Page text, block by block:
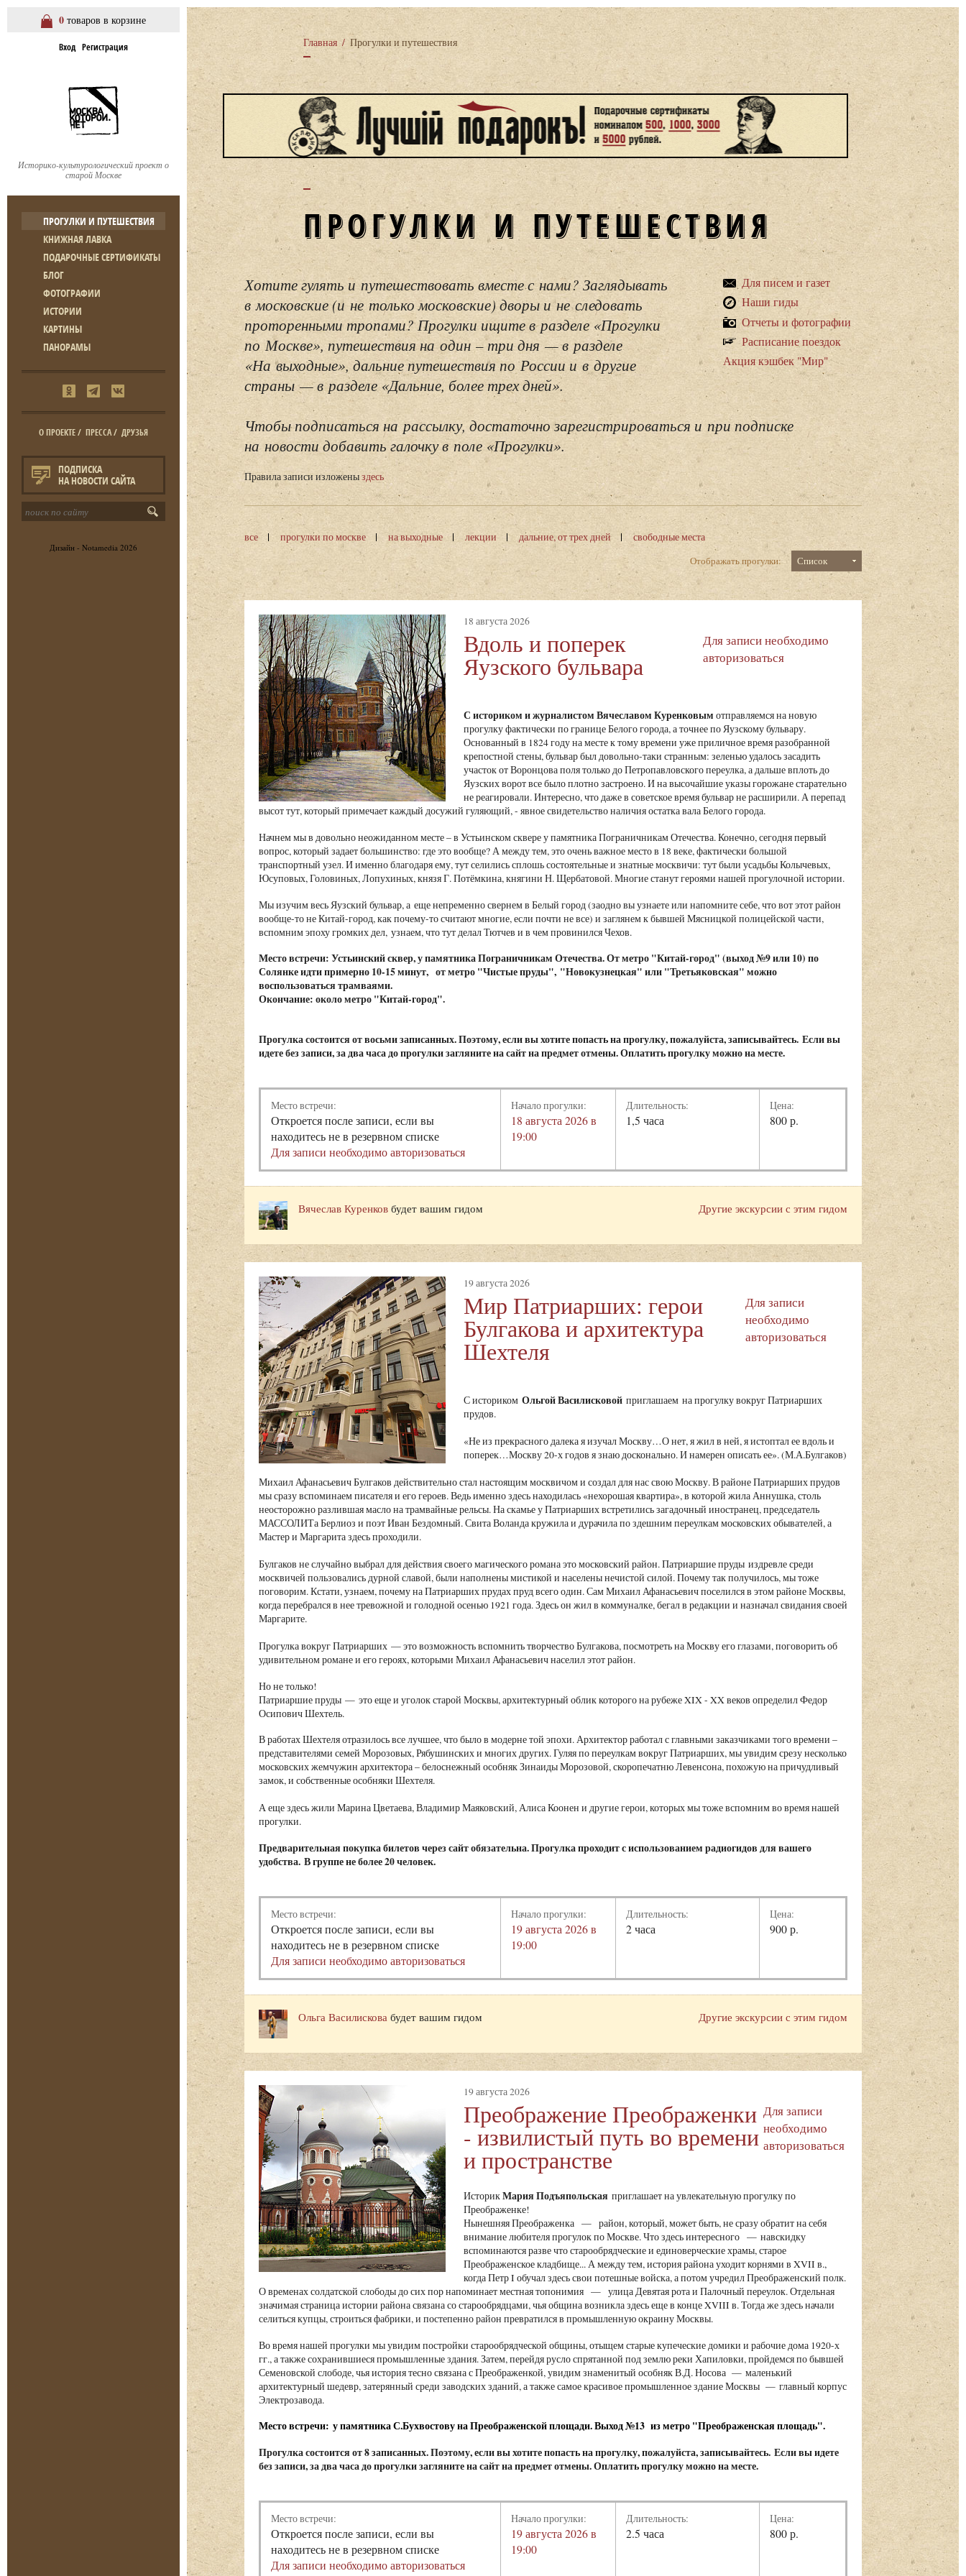
0 товаров в корзине
Вход Регистрация
Историко-культурологический проект о
старой Москве
ПРОГУЛКИ И ПУТЕШЕСТВИЯ
КНИЖНАЯ ЛАВКА
ПОДАРОЧНЫЕ СЕРТИФИКАТЫ
БЛОГ
ФОТОГРАФИИ
ИСТОРИИ
КАРТИНЫ
ПАНОРАМЫ
О ПРОЕКТЕ/ ПРЕССА/ ДРУЗЬЯ
ПОДПИСКА
НА НОВОСТИ САЙТА
Дизайн - Notamedia 2026
Главная / Прогулки и путешествия
ПРОГУЛКИ И ПУТЕШЕСТВИЯ
Для писем и газет
Наши гиды
Отчеты и фотографии
Расписание поездок
Акция кэшбек "Мир"
Хотите гулять и путешествовать вместе с нами? Заглядывать
в московские (и не только московские) дворы и не следовать
проторенными тропами? Прогулки ищите в разделе «Прогулки
по Москве», путешествия на один – три дня — в разделе
«На выходные», дальние путешествия по России и в другие
страны — в разделе «Дальние, более трех дней».
Чтобы подписаться на рассылку, достаточно зарегистрироваться и при подписке
на новости добавить галочку в поле «Прогулки».
Правила записи изложеныздесь
все прогулки по москве на выходные лекции дальние, от трех дней
свободные места
Отображать прогулки:
Список
18 августа 2026
Вдоль и поперек
Яузского бульвара
Для записи необходимо
авторизоваться
С историком и журналистом Вячеславом Куренковым отправляемся на новую
прогулку фактически по границе Белого города, а точнее по Яузскому бульвару.
Основанный в 1824 году на месте к тому времени уже приличное время разобранной
крепостной стены, бульвар был довольно-таки странным: зеленью удалось засадить
участок от Воронцова поля только до Петропавловского переулка, а дальше вплоть до
Яузских ворот все было плотно застроено. И на высочайшие указы горожане старательно
не реагировали. Интересно, что даже в советское время бульвар не расширили. А перепад
высот тут, который примечает каждый досужий гуляющий, - явное свидетельство наличия остатка вала Белого города.
Начнем мы в довольно неожиданном месте – в Устьинском сквере у памятника Пограничникам Отечества. Конечно, сегодня первый
вопрос, который задает большинство: где это вообще? А между тем, это очень важное место в 18 веке, фактически большой
транспортный узел. И именно благодаря ему, тут селились сплошь состоятельные и знатные москвичи: тут были усадьбы Колычевых,
Юсуповых, Головиных, Лопухиных, князя Г. Потёмкина, княгини Н. Щербатовой. Многие станут героями нашей прогулочной истории.
Мы изучим весь Яузский бульвар, а еще непременно свернем в Белый город (заодно вы узнаете или напомните себе, что вот этот район
вообще-то не Китай-город, как почему-то считают многие, если почти не все) и заглянем к бывшей Мясницкой полицейской части,
вспомним эпоху громких дел, узнаем, что тут делал Тютчев и в чем провинился Чехов.
Место встречи: Устьинский сквер, у памятника Пограничникам Отечества. От метро "Китай-город" (выход №9 или 10) по
Солянке идти примерно 10-15 минут, от метро "Чистые пруды", "Новокузнецкая" или "Третьяковская" можно
воспользоваться трамваями.
Окончание: около метро "Китай-город".
Прогулка состоится от восьми записанных. Поэтому, если вы хотите попасть на прогулку, пожалуйста, записывайтесь. Если вы
идете без записи, за два часа до прогулки загляните на сайт на предмет отмены. Оплатить прогулку можно на месте.
Место встречи:
Откроется после записи, если вы
находитесь не в резервном списке
Для записи необходимо авторизоваться
Начало прогулки:
18 августа 2026 в
19:00
Длительность:
1,5 часа
Цена:
800 р.
Другие экскурсии с этим гидом
Вячеслав Куренков будет вашим гидом
19 августа 2026
Мир Патриарших: герои
Булгакова и архитектура
Шехтеля
Для записи
необходимо
авторизоваться
С историком Ольгой Василисковой приглашаем на прогулку вокруг Патриарших
прудов.
«Не из прекрасного далека я изучал Москву…О нет, я жил в ней, я истоптал ее вдоль и
поперек…Москву 20-х годов я знаю досконально. И намерен описать ее». (М.А.Булгаков)
Михаил Афанасьевич Булгаков действительно стал настоящим москвичом и создал для нас свою Москву. В районе Патриарших прудов
мы сразу вспоминаем писателя и его героев. Ведь именно здесь находилась «нехорошая квартира», в которой жила Аннушка, столь
неосторожно разлившая масло на трамвайные рельсы. На скамье у Патриарших встретились загадочный иностранец, председатель
МАССОЛИТа Берлиоз и поэт Иван Бездомный. Свита Воланда кружила и дурачила по здешним переулкам московских обывателей, а
Мастер и Маргарита здесь проходили.
Булгаков не случайно выбрал для действия своего магического романа это московский район. Патриаршие пруды издревле среди
москвичей пользовались дурной славой, были наполнены мистикой и населены нечистой силой. Почему так получилось, мы тоже
поговорим. Кстати, узнаем, почему на Патриарших прудах пруд всего один. Сам Михаил Афанасьевич поселился в этом районе Москвы,
когда перебрался в нее тревожной и голодной осенью 1921 года. Здесь он жил в коммуналке, бегал в редакции и назначал свидания своей
Маргарите.
Прогулка вокруг Патриарших — это возможность вспомнить творчество Булгакова, посмотреть на Москву его глазами, поговорить об
удивительном романе и его героях, которыми Михаил Афанасьевич населил этот район.
Но не только!
Патриаршие пруды — это еще и уголок старой Москвы, архитектурный облик которого на рубеже XIX - XX веков определил Федор
Осипович Шехтель.
В работах Шехтеля отразилось все лучшее, что было в модерне той эпохи. Архитектор работал с главными заказчиками того времени –
представителями семей Морозовых, Рябушинских и многих других. Гуляя по переулкам вокруг Патриарших, мы увидим срезу несколько
московских жемчужин архитектора – белоснежный особняк Зинаиды Морозовой, скоропечатню Левенсона, похожую на причудливый
замок, и собственные особняки Шехтеля.
А еще здесь жили Марина Цветаева, Владимир Маяковский, Алиса Коонен и другие герои, которых мы тоже вспомним во время нашей
прогулки.
Предварительная покупка билетов через сайт обязательна. Прогулка проходит с использованием радиогидов для вашего
удобства. В группе не более 20 человек.
Место встречи:
Откроется после записи, если вы
находитесь не в резервном списке
Для записи необходимо авторизоваться
Начало прогулки:
19 августа 2026 в
19:00
Длительность:
2 часа
Цена:
900 р.
Другие экскурсии с этим гидом
Ольга Василискова будет вашим гидом
19 августа 2026
Преображение Преображенки
- извилистый путь во времени
и пространстве
Для записи
необходимо
авторизоваться
ИсторикМария Подъяпольская приглашает на увлекательную прогулку по
Преображенке!
Нынешняя Преображенка — район, который, может быть, не сразу обратит на себя
внимание любителя прогулок по Москве. Что здесь интересного — навскидку
вспоминаются разве что старообрядческие и единоверческие храмы, старое
Преображенское кладбище... А между тем, история района уходит корнями в XVII в.,
когда Петр I обучал здесь свои потешные войска, а потом учредил Преображенский полк.
О временах солдатской слободы до сих пор напоминает местная топонимия — улица Девятая рота и Палочный переулок. Отдельная
значимая страница истории района связана со старообрядцами, чья община возникла здесь еще в конце XVIII в. Тогда же здесь начали
селиться купцы, строиться фабрики, и постепенно район превратился в промышленную окраину Москвы.
Во время нашей прогулки мы увидим постройки старообрядческой общины, отыщем старые купеческие домики и рабочие дома 1920-х
гг., а также сохранившиеся промышленные здания. Затем, перейдя русло спрятанной под землю реки Хапиловки, пройдемся по бывшей
Семеновской слободе, чья история тесно связана с Преображенкой, увидим знаменитый особняк В.Д. Носова — маленький
архитектурный шедевр, затерянный среди заводских зданий, а также самое красивое промышленное здание Москвы — главный корпус
Электрозавода.
Место встречи: у памятника С.Бухвостову на Преображенской площади. Выход №13 из метро "Преображенская площадь".
Прогулка состоится от 8 записанных. Поэтому, если вы хотите попасть на прогулку, пожалуйста, записывайтесь. Если вы идете
без записи, за два часа до прогулки загляните на сайт на предмет отмены. Оплатить прогулку можно на месте.
Место встречи:
Откроется после записи, если вы
находитесь не в резервном списке
Для записи необходимо авторизоваться
Начало прогулки:
19 августа 2026 в
19:00
Длительность:
2.5 часа
Цена:
800 р.